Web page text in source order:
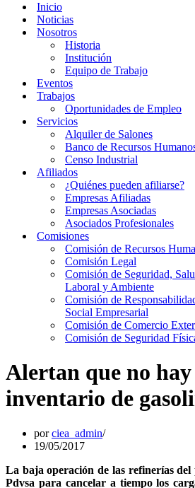
Inicio
Noticias
Nosotros
Historia
Institución
Equipo de Trabajo
Eventos
Trabajos
Oportunidades de Empleo
Servicios
Alquiler de Salones
Banco de Recursos
Censo Industrial
Afiliados
¿Quiénes pueden afiliarse?
Empresas Afiliadas
Empresas Asociadas
Asociados Profesionales
Comisiones
Comisión de Recursos
Comisión Legal
Comisión de Seguridad,
Laboral y Ambiente
Comisión de
Social Empresarial
Comisión de Comercio
Comisión de Seguridad
Alertan que no
inventario de
porciea_admin
19/05/2017
La baja operación de las refinerías del
Pdvsa para cancelar a tiempo los